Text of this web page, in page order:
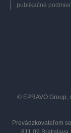
publikačné
© EPRAVO Group,
Prevádzkovateľom